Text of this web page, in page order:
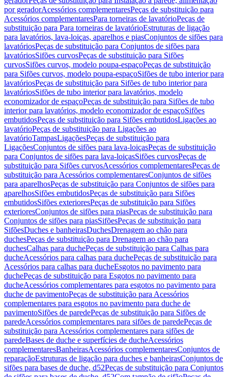
por geradorAcessórios complementaresPeças de substituição para
Acessórios complementaresPara torneiras de lavatórioPeças de
substituição para Para torneiras de lavatórioEstruturas de ligação
para lavatórios, lava-loiças, aparelhos e piasConjuntos de sifões para
lavatóriosPeças de substituição para Conjuntos de sifões para
lavatóriosSifões curvosPeças de substituição para Sifões
curvosSifões curvos, modelo poupa-espaçoPeças de substituição
para Sifões curvos, modelo poupa-espaçoSifões de tubo interior para
lavatóriosPeças de substituição para Sifões de tubo interior para
lavatóriosSifões de tubo interior para lavatórios, modelo
economizador de espaçoPeças de substituição para Sifões de tubo
interior para lavatórios, modelo economizador de espaçoSifões
embutidosPeças de substituição para Sifões embutidosLigações ao
lavatórioPeças de substituição para Ligações ao
lavatórioTampasLigaçõesPeças de substituição para
LigaçõesConjuntos de sifões para lava-loiçasPeças de substituição
para Conjuntos de sifões para lava-loiçasSifões curvosPeças de
substituição para Sifões curvosAcessórios complementaresPeças de
substituição para Acessórios complementaresConjuntos de sifões
para aparelhosPeças de substituição para Conjuntos de sifões para
aparelhosSifões embutidosPeças de substituição para Sifões
embutidosSifões exterioresPeças de substituição para Sifões
exterioresConjuntos de sifões para piasPeças de substituição para
Conjuntos de sifões para piasSifõesPeças de substituição para
SifõesDuches e banheirasDuchesDrenagem ao chão para
duchesPeças de substituição para Drenagem ao chão para
duchesCalhas para duchePeças de substituição para Calhas para
ducheAcessórios para calhas para duchePeças de substituição para
Acessórios para calhas para ducheEsgotos no pavimento para
duchePeças de substituição para Esgotos no pavimento para
ducheAcessórios complementares para esgotos no pavimento para
duche de pavimentoPeças de substituição para Acessórios
complementares para esgotos no pavimento para duche de
pavimentoSifões de paredePeças de substituição para Sifões de
paredeAcessórios complementares para sifões de paredePeças de
substituição para Acessórios complementares para sifões de
paredeBases de duche e superfícies de ducheAcessórios
complementaresBanheirasAcessórios complementaresConjuntos de
reparaçãoEstruturas de ligação para duches e banheirasConjuntos de
sifões para bases de duche, d52Peças de substituição para Conjuntos